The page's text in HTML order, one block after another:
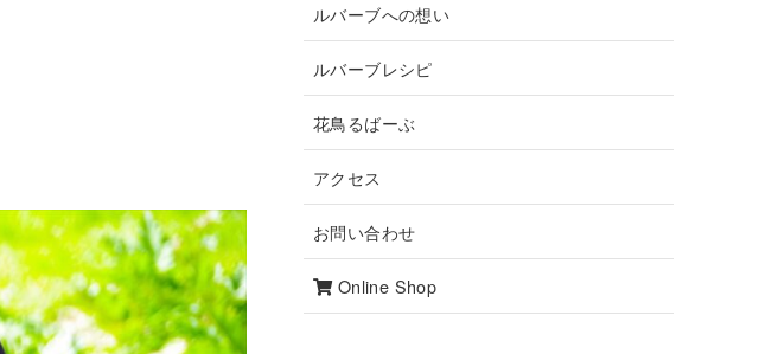
ルバーブへの想い
ルバーブレシピ
花鳥るばーぶ
アクセス
お問い合わせ
Online Shop